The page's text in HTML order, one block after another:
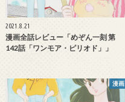
2021.8.21
漫画全話レビュー「めぞん一刻 第
142話「ワンモア・ピリオド」」
漫画